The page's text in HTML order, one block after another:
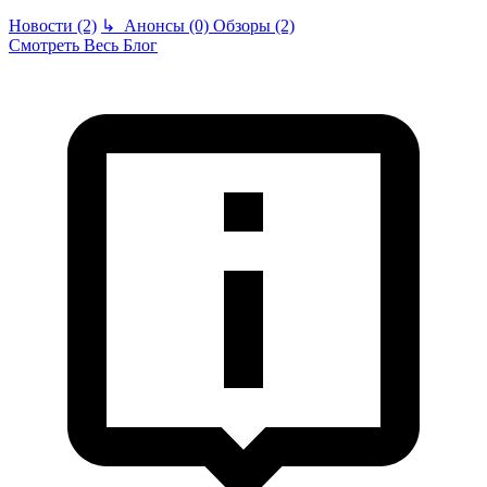
Новости (2) ↳ Анонсы (0) Обзоры (2)
Смотреть Весь Блог